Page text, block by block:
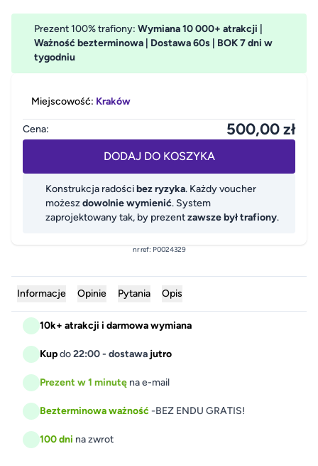
Informacje Opinie Pytania Opis
10k+ atrakcji i darmowa wymiana
Kupdo22:00 - dostawa jutro
Prezent w 1 minutę na e-mail
Bezterminowa ważność-BEZ ENDU GRATIS!
100 dni na zwrot
Prezent 100% trafiony: Wymiana 10 000+ atrakcji |
Ważność bezterminowa | Dostawa 60s | BOK 7 dni w
tygodniu
Miejscowość: Kraków
Szukaj miejscowości
Beskidy
2 lokalizacje lokalizacji do wyboru
Kraków
Lublin
Piotrków Trybunalski
Cena: 500,00 zł
DODAJ DO KOSZYKA
Konstrukcja radościbez ryzyka. Każdy voucher
możeszdowolnie wymienić. System
zaprojektowany tak, by prezentzawsze był trafiony.
nr ref: P0024329